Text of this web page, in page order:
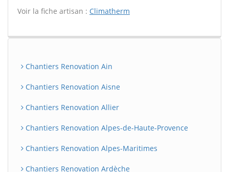
Voir la fiche artisan : Climatherm
Chantiers Renovation Ain
Chantiers Renovation Aisne
Chantiers Renovation Allier
Chantiers Renovation Alpes-de-Haute-Provence
Chantiers Renovation Alpes-Maritimes
Chantiers Renovation Ardèche